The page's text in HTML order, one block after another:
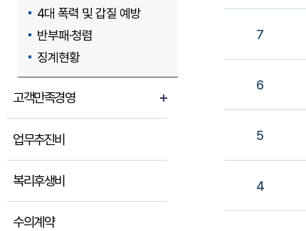
4대 폭력 및 갑질 예방
반부패·청렴
징계현황
고객만족경영
업무추진비
복리후생비
수의계약
7
6
5
4